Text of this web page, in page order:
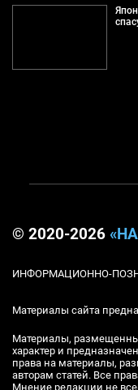
© 2020-2026
ИНФОРМАЦИОННО-
Материалы сайта
Материалы,
характер и
права на материалы,
авторам статей. Все
Мнение редакции не